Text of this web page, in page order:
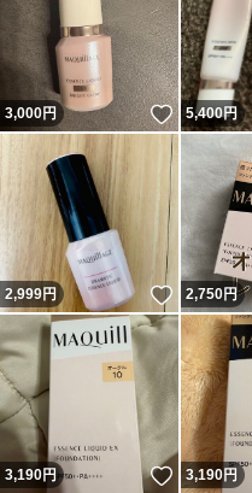
3,000円 いいね！
5,400円
2,999円 いいね！
2,750円
3,190円 いいね！
3,190円